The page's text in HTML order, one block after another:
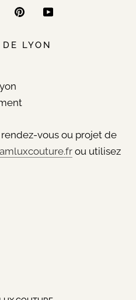
LYON
vous ou projet de
ou utilisez